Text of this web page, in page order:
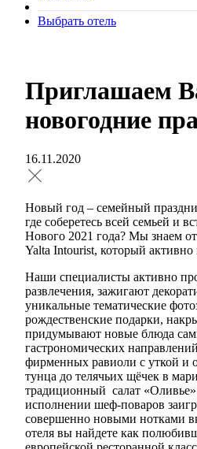
Выбрать отель
Приглашаем
новогодние
16.11.2020
Новый год – семейный
где соберетесь всей семьей и
Нового 2021 года? Мы знаем
Yalta Intourist, который активно
Наши специалисты активно
развлечения, зажигают
уникальные тематические
рождественские подарки,
придумывают новые блюда
гастрономических
фирменных равиоли с уткой и
тунца до телячьих щёчек в
традиционный салат «Оливье»
исполнении шеф-поваров
совершенно новыми нотками
отеля вы найдете как